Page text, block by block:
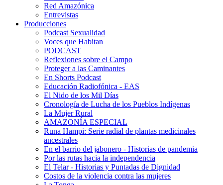
Red Amazónica
Entrevistas
Producciones
Podcast Sexualidad
Voces que Habitan
PODCAST
Reflexiones sobre el Campo
Proteger a las Caminantes
En Shorts Podcast
Educación Radiofónica - EAS
El Nido de los Mil Días
Cronología de Lucha de los Pueblos Indígenas
La Mujer Rural
AMAZONÍA ESPECIAL
Runa Hampi: Serie radial de plantas medicinales
ancestrales
En el barrio del jabonero - Historias de pandemia
Por las rutas hacia la independencia
El Telar - Historias y Puntadas de Dignidad
Costos de la violencia contra las mujeres